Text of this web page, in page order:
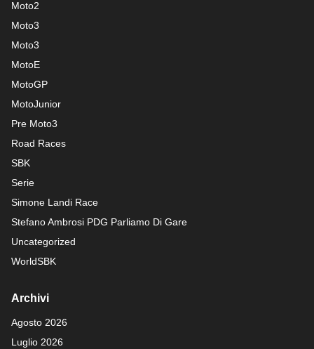
Moto2
Moto3
Moto3
MotoE
MotoGP
MotoJunior
Pre Moto3
Road Races
SBK
Serie
Simone Landi Race
Stefano Ambrosi PDG Parliamo Di Gare
Uncategorized
WorldSBK
Archivi
Agosto 2026
Luglio 2026